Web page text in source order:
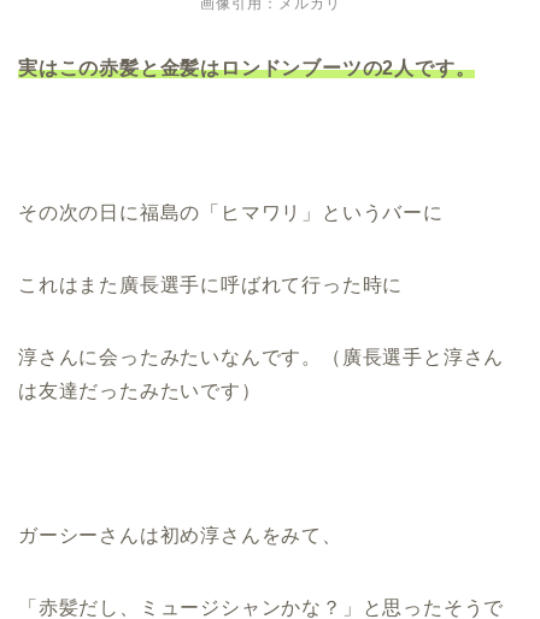
画像引用：メルカリ
実はこの赤髪と金髪はロンドンブーツの2人です。
その次の日に福島の「ヒマワリ」というバーに
これはまた廣長選手に呼ばれて行った時に
淳さんに会ったみたいなんです。（廣長選手と淳さん
は友達だったみたいです）
ガーシーさんは初め淳さんをみて、
「赤髪だし、ミュージシャンかな？」と思ったそうで